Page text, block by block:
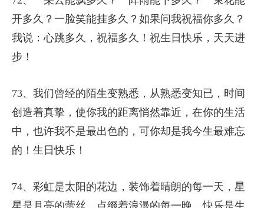
开多久？一脸笑能挂多久？如果问我祝福你多久？
我说：心跳多久，祝福多久！祝生日快乐，天天进
步！
73、我们曾经的陌生变熟悉，从熟悉变知已，时间
创造着真挚，使你我的距离悄然靠近，在你的生活
中，也许我不是最出色的，可你却是我今生最难忘
的！生日快乐！
74、彩虹是太阳的花边，装饰着晴朗的每一天，星